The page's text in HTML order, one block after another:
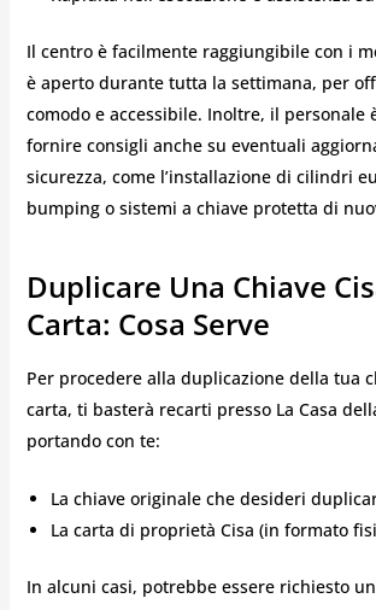
Il centro è facilmente raggiungibile con i
è aperto durante tutta la settimana, per
comodo e accessibile. Inoltre, il personale
fornire consigli anche su eventuali
sicurezza, come l’installazione di cilindri
bumping o sistemi a chiave protetta di
Duplicare Una Chiave
Carta: Cosa Serve
Per procedere alla duplicazione della tua
carta, ti basterà recarti presso La Casa
portando con te:
La chiave originale che desideri
La carta di proprietà Cisa (in formato
In alcuni casi, potrebbe essere richiesto